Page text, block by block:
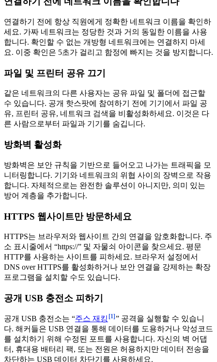
연결하기 전에 항상 직원에게 정확한 네트워크 이름을 확인하
세요. 가짜 네트워크는 정당한 것과 거의 동일한 이름을 사용
합니다. 확인할 수 없는 개방형 네트워크에는 연결하지 마세
요. 이중 확인은 5초가 걸리고 함정에 빠지는 것을 방지합니다.
파일 및 프린터 공유 끄기
같은 네트워크의 다른 사용자는 공유 파일 및 폴더에 접근할
수 있습니다. 공개 핫스팟에 참여하기 전에 기기에서 파일 공
유, 프린터 공유, 네트워크 검색을 비활성화하세요. 이것은 다
른 사람으로부터 파일과 기기를 숨깁니다.
방화벽 활성화
방화벽은 보안 규칙을 기반으로 들어오고 나가는 트래픽을 모
니터링합니다. 기기와 네트워크의 위협 사이의 장벽으로 작용
합니다. 자체적으로는 완전한 솔루션이 아니지만, 의미 있는
방어 계층을 추가합니다.
HTTPS 웹사이트만 방문하세요
HTTPS는 브라우저와 웹사이트 간의 연결을 암호화합니다. 주
소 표시줄에서 “https://” 및 자물쇠 아이콘을 찾으세요. 평문
HTTP를 사용하는 사이트를 피하세요. 브라우저 설정에서
DNS over HTTPS를 활성화하거나 보안 연결을 강제하는 확장
프로그램을 설치할 수도 있습니다.
공개 USB 충전소 피하기
공개 USB 충전소는 “주스 재킹 [1] ” 공격을 실행할 수 있습니
다. 해커들은 USB 연결을 통해 데이터를 도용하거나 악성코드
를 설치하기 위해 수정된 포트를 사용합니다. 자신의 벽 어댑
터, 휴대용 배터리 팩, 또는 전원은 허용하지만 데이터 전송을
차단하는 USB 데이터 차단기를 사용하세요.